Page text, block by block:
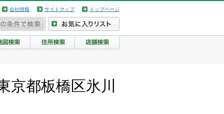
会社情報 サイトマップ トップページ
京都板橋区氷川